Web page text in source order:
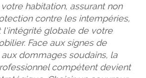
habitation, assurant non
contre les intempéries,
l'intégrité globale de votre
Face aux signes de
dommages soudains, la
compétent devient